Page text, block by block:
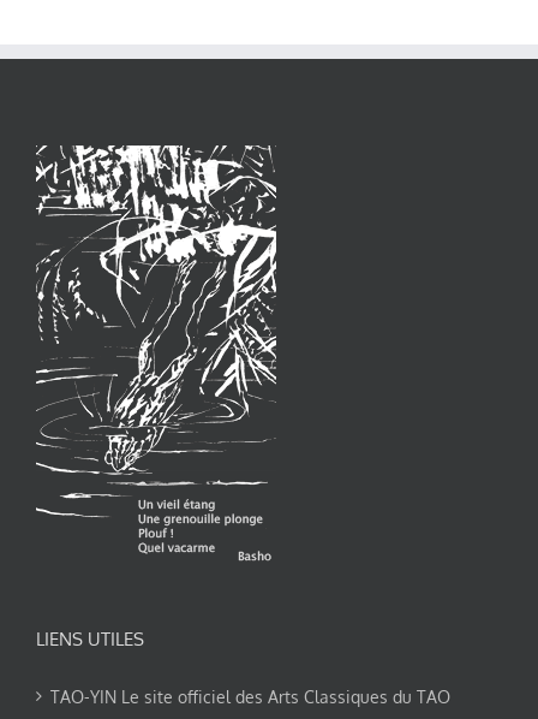
LIENS UTILES
TAO-YIN Le site officiel des Arts Classiques du TAO